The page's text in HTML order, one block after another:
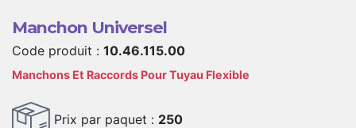
Manchon Universel
Code produit : 10.46.115.00
Manchons Et Raccords Pour Tuyau Flexible
Prix par paquet : 250